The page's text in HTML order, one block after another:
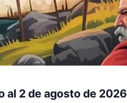
al 2 de agosto de 2026